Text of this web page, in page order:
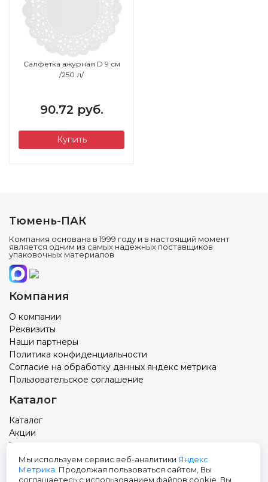
Салфетка ажурная D 9 см
/250 л/
90.72 руб.
Купить
Тюмень-ПАК
Компания основана в 1999 году и в настоящий момент
является одним из самых надежных поставщиков
упаковочных материалов
Компания
О компании
Реквизиты
Наши партнеры
Политика конфиденциальности
Согласие на обработку данных яндекс метрика
Пользовательское соглашение
Каталог
Каталог
Акции
Товар с вашим логотипом
Новости
Контакты
Мы используем сервис веб-аналитики Яндекс
Метрика . Продолжая пользоваться сайтом, Вы
соглашаетесь с использованием файлов cookie. Вы